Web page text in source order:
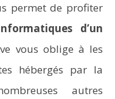
permet de profiter
d’un
vous oblige à les
hébergés par la
autres